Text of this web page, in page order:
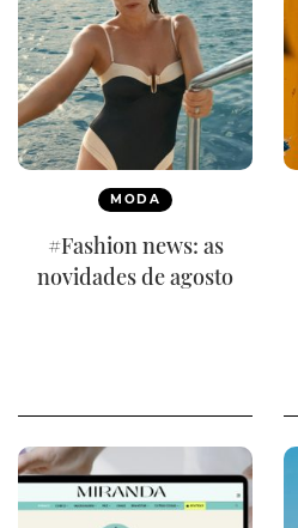
MODA
#Fashion news: as
novidades de agosto